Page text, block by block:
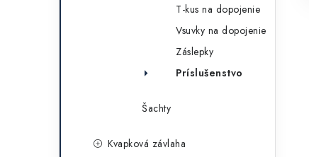
T-kus na dopojenie
Vsuvky na dopojenie
Záslepky
Príslušenstvo
Šachty
Kvapková závlaha